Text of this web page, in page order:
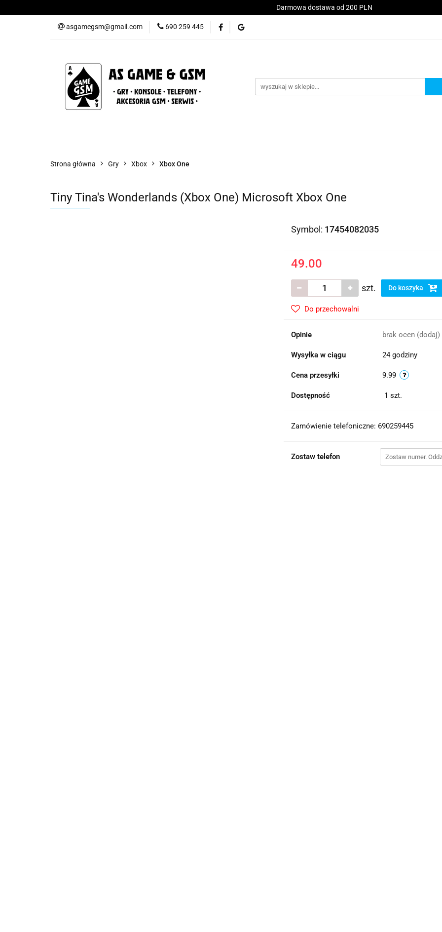
Darmowa dostawa od 200 PLN
asgamegsm@gmail.com 690 259 445
Nowości Gry Konsole Telefony Akcesoria Serwis
Strona główna Gry Xbox Xbox One
Tiny Tina's Wonderlands (Xbox One) Microsoft Xbox One
Symbol: 17454082035
49.00
szt. Do koszyka
Do przechowalni
Opinie brak ocen (dodaj)
Wysyłka w ciągu 24 godziny
Cena przesyłki 9.99
Dostępność 1 szt.
Zamówienie telefoniczne: 690259445
Zostaw telefon